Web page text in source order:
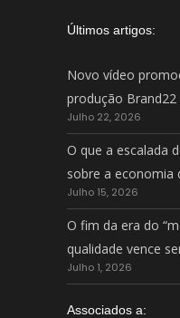
Últimos artigos:
Novo vídeo
produção Brand22
Julho 22, 2026
O que a escalada
sobre a economia
Julho 15, 2026
O fim da era do
qualidade vence
Julho 1, 2026
Associados a: